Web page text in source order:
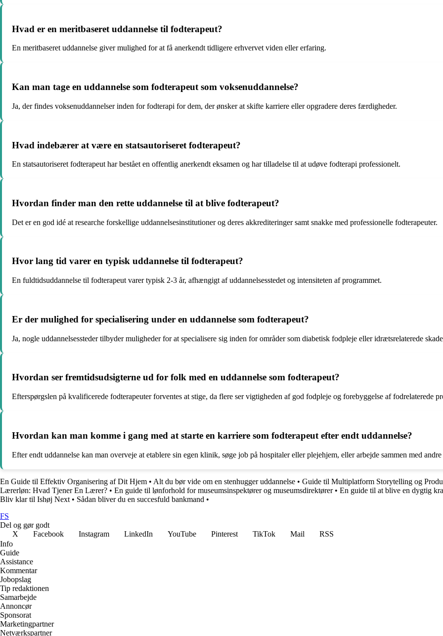
Hvad er en meritbaseret uddannelse til fodterapeut?
En meritbaseret uddannelse giver mulighed for at få anerkendt tidligere erhvervet viden eller erfaring.
Kan man tage en uddannelse som fodterapeut som voksenuddannelse?
Ja, der findes voksenuddannelser inden for fodterapi for dem, der ønsker at skifte karriere eller opgradere deres færdigheder.
Hvad indebærer at være en statsautoriseret fodterapeut?
En statsautoriseret fodterapeut har bestået en offentlig anerkendt eksamen og har tilladelse til at udøve fodterapi professionelt.
Hvordan finder man den rette uddannelse til at blive fodterapeut?
Det er en god idé at researche forskellige uddannelsesinstitutioner og deres akkrediteringer samt snakke med professionelle fodterapeuter.
Hvor lang tid varer en typisk uddannelse til fodterapeut?
En fuldtidsuddannelse til fodterapeut varer typisk 2-3 år, afhængigt af uddannelsesstedet og intensiteten af programmet.
Er der mulighed for specialisering under en uddannelse som fodterapeut?
Ja, nogle uddannelsessteder tilbyder muligheder for at specialisere sig inden for områder som diabetisk fodpleje eller idrætsrelaterede
Hvordan ser fremtidsudsigterne ud for folk med en uddannelse som fodterapeut?
Efterspørgslen på kvalificerede fodterapeuter forventes at stige, da flere ser vigtigheden af god fodpleje og forebyggelse af fodrelaterede
Hvordan kan man komme i gang med at starte en karriere som fodterapeut efter endt uddannelse?
Efter endt uddannelse kan man overveje at etablere sin egen klinik, søge job på hospitaler eller plejehjem, eller arbejde sammen med
En Guide til Effektiv Organisering af Dit Hjem • Alt du bør vide om en stenhugger uddannelse • Guide til Multiplatform Storytelling og
Lærerløn: Hvad Tjener En Lærer? • En guide til lønforhold for museumsinspektører og museumsdirektører• En guide til at blive en dygtig
Bliv klar til Ishøj Next • Sådan bliver du en succesfuld bankmand •
FS
Del og gør godt
X
Facebook Instagram LinkedIn YouTube Pinterest TikTok Mail
RSS
Info
Guide
Assistance
Kommentar
Jobopslag
Tip redaktionen
Samarbejde
Annoncør
Sponsorat
Marketingpartner
Netværkspartner